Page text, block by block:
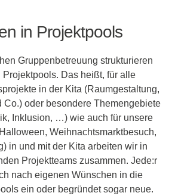
in Projektpools
Gruppenbetreuung strukturieren
Projektpools. Das heißt, für alle
in der Kita (Raumgestaltung,
Co.) oder besondere Themengebiete
Inklusion, …) wie auch für unsere
Weihnachtsmarktbesuch,
in und mit der Kita arbeiten wir in
Projektteams zusammen. Jede:r
nach eigenen Wünschen in die
ein oder begründet sogar neue.